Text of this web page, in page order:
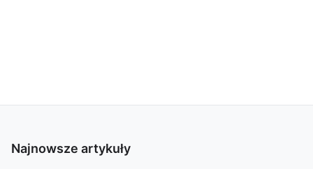
Najnowsze artykuły